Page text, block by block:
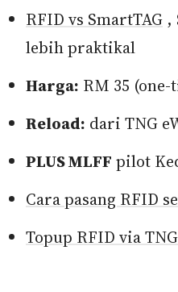
RFID vs SmartTAG ,
lebih praktikal
Harga: RM 35
Reload: dari TNG
PLUS MLFF pilot
Cara pasang RFID
Topup RFID via